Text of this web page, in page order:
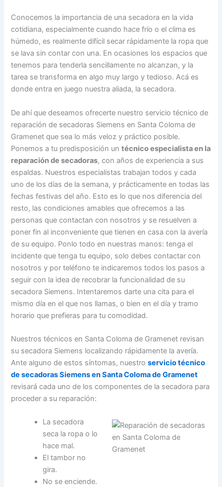
Conocemos la importancia de una secadora en la vida
cotidiana, especialmente cuando hace frío o el clima es
húmedo, es realmente difícil secar rápidamente la ropa que
se lava sin contar con una. En ocasiones los espacios que
tenemos para tenderla sencillamente no alcanzan, y la
tarea se transforma en algo muy largo y tedioso. Acá es
donde entra en juego nuestra aliada, la secadora.
De ahí que deseamos ofrecerte nuestro servicio técnico de
reparación de secadoras Siemens en Santa Coloma de
Gramenet que sea lo más veloz y práctico posible.
Ponemos a tu predisposición untécnico especialista en la
reparación de secadoras, con años de experiencia a sus
espaldas. Nuestros especialistas trabajan todos y cada
uno de los días de la semana, y prácticamente en todas las
fechas festivas del año. Esto es lo que nos diferencia del
resto, las condiciones amables que ofrecemos a las
personas que contactan con nosotros y se resuelven a
poner fin al inconveniente que tienen en casa con la avería
de su equipo. Ponlo todo en nuestras manos: tenga el
incidente que tenga tu equipo, solo debes contactar con
nosotros y por teléfono te indicaremos todos los pasos a
seguir con la idea de recobrar la funcionalidad de su
secadora Siemens. Intentaremos darte una cita para el
mismo día en el que nos llamas, o bien en el día y tramo
horario que prefieras para tu comodidad.
Nuestros técnicos en Santa Coloma de Gramenet revisan
su secadora Siemens localizando rápidamente la avería.
Ante alguno de estos síntomas, nuestroservicio técnico
de secadoras Siemens en Santa Coloma de Gramenet
revisará cada uno de los componentes de la secadora para
proceder a su reparación:
La secadora
seca la ropa o lo
hace mal.
El tambor no
gira.
No se enciende.